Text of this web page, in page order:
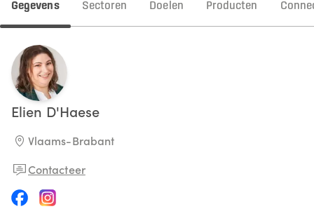
Gegevens Sectoren Doelen Producten
Elien D'Haese
Vlaams-Brabant
Contacteer